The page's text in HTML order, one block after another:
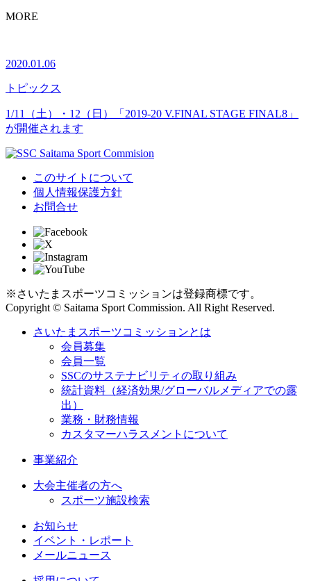
MORE
2020.01.06
トピックス
1/11（土）・12（日）「2019-20 V.FINAL STAGE FINAL8」
が開催されます
このサイトについて
個人情報保護方針
お問合せ
※さいたまスポーツコミッションは登録商標です。
Copyright © Saitama Sport Commission. All Right Reserved.
さいたまスポーツコミッションとは
会員募集
会員一覧
SSCのサステナビリティの取り組み
統計資料（経済効果/グローバルメディアでの露
出）
業務・財務情報
カスタマーハラスメントについて
事業紹介
大会主催者の方へ
スポーツ施設検索
お知らせ
イベント・レポート
メールニュース